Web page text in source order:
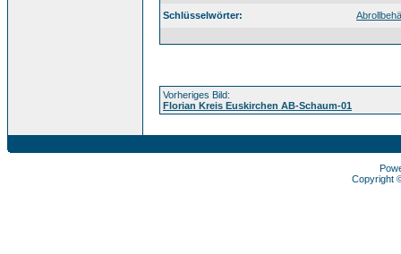
Schlüsselwörter:
Vorheriges Bild:
Florian Kreis Euskirchen AB-Schaum-01
Copyright